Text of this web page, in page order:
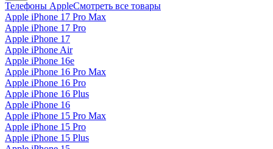
Телефоны AppleСмотреть все товары
Apple iPhone 17 Pro Max
Apple iPhone 17 Pro
Apple iPhone 17
Apple iPhone Air
Apple iPhone 16e
Apple iPhone 16 Pro Max
Apple iPhone 16 Pro
Apple iPhone 16 Plus
Apple iPhone 16
Apple iPhone 15 Pro Max
Apple iPhone 15 Pro
Apple iPhone 15 Plus